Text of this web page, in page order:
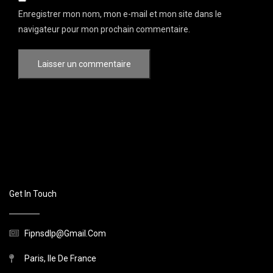
Enregistrer mon nom, mon e-mail et mon site dans le
navigateur pour mon prochain commentaire.
Get In Touch
Fipnsdlp@gmail.com
Paris, Ile De France